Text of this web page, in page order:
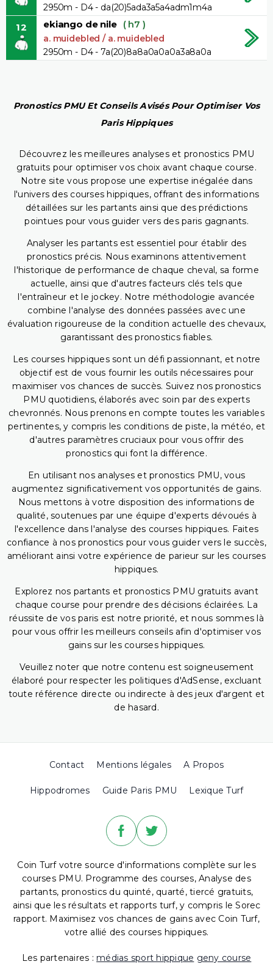
2950m - D4 - da(20)5ada3a5a4adm1m4a
12 ekiango de nile ( h7 )
a. muidebled / a. muidebled
2950m - D4 - 7a(20)8a8a0a0a0a3a8a0a
Pronostics PMU Et Conseils Avisés Pour Optimiser Vos
Paris Hippiques
Découvrez les meilleures analyses et pronostics PMU
gratuits pour optimiser vos choix avant chaque course.
Notre site vous propose une expertise inégalée dans
l'univers des courses hippiques, offrant des informations
détaillées sur les partants ainsi que des prédictions
pointues pour vous guider vers des paris gagnants.
Analyser les partants est essentiel pour établir des
pronostics précis. Nous examinons attentivement
l'historique de performance de chaque cheval, sa forme
actuelle, ainsi que d'autres facteurs clés tels que
l'entraîneur et le jockey. Notre méthodologie avancée
combine l'analyse des données passées avec une
évaluation rigoureuse de la condition actuelle des chevaux,
garantissant des pronostics fiables.
Les courses hippiques sont un défi passionnant, et notre
objectif est de vous fournir les outils nécessaires pour
maximiser vos chances de succès. Suivez nos pronostics
PMU quotidiens, élaborés avec soin par des experts
chevronnés. Nous prenons en compte toutes les variables
pertinentes, y compris les conditions de piste, la météo, et
d'autres paramètres cruciaux pour vous offrir des
pronostics qui font la différence.
En utilisant nos analyses et pronostics PMU, vous
augmentez significativement vos opportunités de gains.
Nous mettons à votre disposition des informations de
qualité, soutenues par une équipe d'experts dévoués à
l'excellence dans l'analyse des courses hippiques. Faites
confiance à nos pronostics pour vous guider vers le succès,
améliorant ainsi votre expérience de parieur sur les courses
hippiques.
Explorez nos partants et pronostics PMU gratuits avant
chaque course pour prendre des décisions éclairées. La
réussite de vos paris est notre priorité, et nous sommes là
pour vous offrir les meilleurs conseils afin d'optimiser vos
gains sur les courses hippiques.
Veuillez noter que notre contenu est soigneusement
élaboré pour respecter les politiques d'AdSense, excluant
toute référence directe ou indirecte à des jeux d'argent et
de hasard.
Contact Mentions légales A Propos
Hippodromes Guide Paris PMU Lexique Turf
Coin Turf votre source d'informations complète sur les
courses PMU. Programme des courses, Analyse des
partants, pronostics du quinté, quarté, tiercé gratuits,
ainsi que les résultats et rapports turf, y compris le Sorec
rapport. Maximisez vos chances de gains avec Coin Turf,
votre allié des courses hippiques.
Les partenaires : médias sport hippique geny course